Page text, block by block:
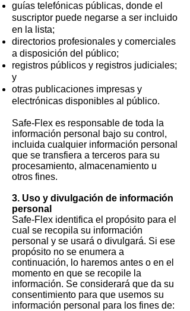
guías telefónicas públicas, donde el
suscriptor puede negarse a ser incluido
en la lista;
directorios profesionales y comerciales
a disposición del público;
registros públicos y registros judiciales;
y
otras publicaciones impresas y
electrónicas disponibles al público.
Safe-Flex es responsable de toda la
información personal bajo su control,
incluida cualquier información personal
que se transfiera a terceros para su
procesamiento, almacenamiento u
otros fines.
3. Uso y divulgación de información
personal
Safe-Flex identifica el propósito para el
cual se recopila su información
personal y se usará o divulgará. Si ese
propósito no se enumera a
continuación, lo haremos antes o en el
momento en que se recopile la
información. Se considerará que da su
consentimiento para que usemos su
información personal para los fines de: